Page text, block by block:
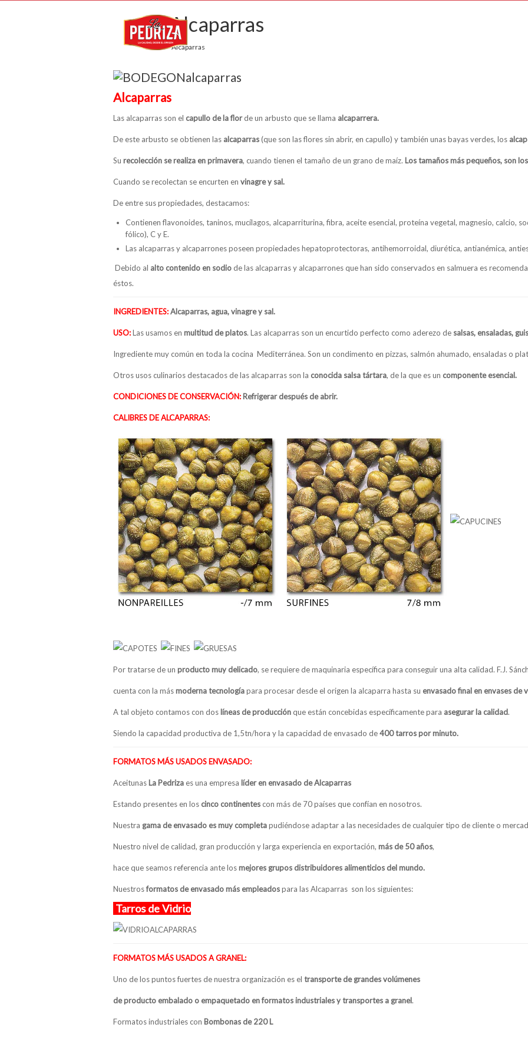
Alcaparras
Alcaparras
Alcaparras
Las alcaparras son el capullo de la florde un arbusto que se llama alcaparrera.
De este arbusto se obtienen las alcaparras(que son las flores sin abrir, en capullo) y también unas bayas verdes, los
Su recolección se realiza en primavera, cuando tienen el tamaño de un grano de maíz. Los tamaños más pequeños, son
Cuando se recolectan se encurten en vinagre y sal.
De entre sus propiedades, destacamos:
Contienen flavonoides, taninos, mucílagos, alcaparriturina, fibra, aceite esencial, proteína vegetal, magnesio, calcio,
fólico), C y E.
Las alcaparras y alcaparrones poseen propiedades hepatoprotectoras, antihemorroidal, diurética, antianémica,
Debido al alto contenido en sodiode las alcaparras y alcaparrones que han sido conservados en salmuera es
éstos.
INGREDIENTES:Alcaparras, agua, vinagre y sal.
USO:Las usamos en multitud de platos. Las alcaparras son un encurtido perfecto como aderezo de salsas, ensaladas,
Ingrediente muy común en toda la cocina Mediterránea. Son un condimento en pizzas, salmón ahumado, ensaladas o
Otros usos culinarios destacados de las alcaparras son la conocida salsa tártara, de la que es un componente esencial.
CONDICIONES DE CONSERVACIÓN: Refrigerar después de abrir.
CALIBRES DE ALCAPARRAS:
Por tratarse de un producto muy delicado, se requiere de maquinaria específica para conseguir una alta calidad. F.J.
cuenta con la másmoderna tecnologíapara procesar desde el origen la alcaparra hasta su envasado final en envases de
A tal objeto contamos con dos líneas de producciónque están concebidas específicamente para asegurar la calidad.
Siendo la capacidad productiva de 1,5tn/hora y la capacidad de envasado de400 tarros por minuto.
FORMATOS MÁS USADOS ENVASADO:
Aceitunas La Pedriza es una empresa líder en envasado de Alcaparras
Estando presentes en los cinco continentescon más de 70 países que confían en nosotros.
Nuestra gama de envasado es muy completapudiéndose adaptar a las necesidades de cualquier tipo de cliente o
Nuestro nivel de calidad, gran producción y larga experiencia en exportación, más de 50 años,
hace que seamos referencia ante losmejores grupos distribuidores alimenticios del mundo.
Nuestrosformatos de envasado más empleadospara las Alcaparras son los siguientes:
Tarros de Vidrio
FORMATOS MÁS USADOS A GRANEL:
Uno de los puntos fuertes de nuestra organización es el transporte de grandes volúmenes
de producto embalado o empaquetado en formatos industriales y transportes a granel.
Formatos industriales con Bombonas de 220 L